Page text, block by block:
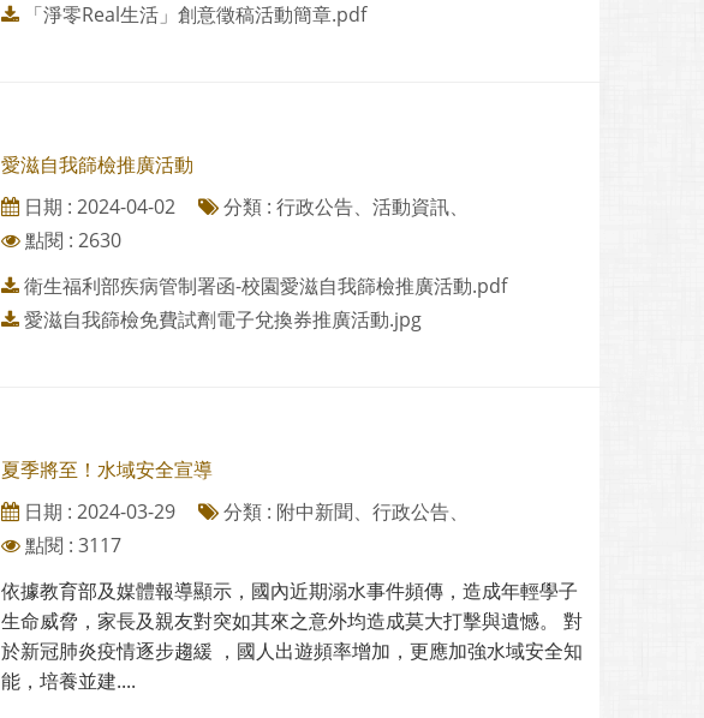
「淨零Real生活」創意徵稿活動簡章.pdf
愛滋自我篩檢推廣活動
日期 : 2024-04-02
分類 : 行政公告、活動資訊、
點閱 : 2630
衛生福利部疾病管制署函-校園愛滋自我篩檢推廣活動.pdf
愛滋自我篩檢免費試劑電子兌換券推廣活動.jpg
夏季將至！水域安全宣導
日期 : 2024-03-29
分類 : 附中新聞、行政公告、
點閱 : 3117
依據教育部及媒體報導顯示，國內近期溺水事件頻傳，造成年輕學子
生命威脅，家長及親友對突如其來之意外均造成莫大打擊與遺憾。 對
於新冠肺炎疫情逐步趨緩 ，國人出遊頻率增加，更應加強水域安全知
能，培養並建....